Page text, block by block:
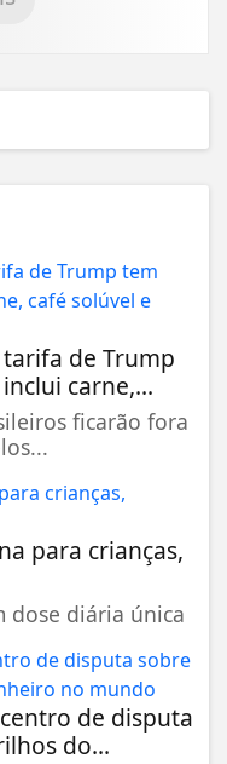
de Trump
carne,...
ficarão fora
para crianças,
dose diária única
de disputa
do...